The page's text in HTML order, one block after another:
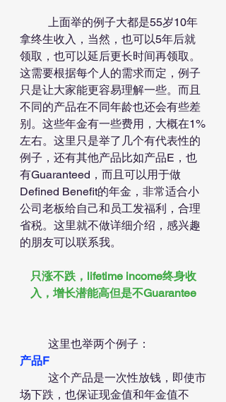
拿终生收入，当然，也可以5年后就
领取，也可以延后更长时间再领取。
这需要根据每个人的需求而定，例子
只是让大家能更容易理解一些。而且
不同的产品在不同年龄也还会有些差
别。这些年金有一些费用，大概在1%
左右。这里只是举了几个有代表性的
例子，还有其他产品比如产品E，也
有Guaranteed，而且可以用于做
Defined Benefit的年金，非常适合小
公司老板给自己和员工发福利，合理
省税。这里就不做详细介绍，感兴趣
的朋友可以联系我。
只涨不跌，lifetime income终身收
入，增长潜能高但是不Guarantee
	这里也举两个例子：
产品F
场下跌，也保证现金值和年金值不